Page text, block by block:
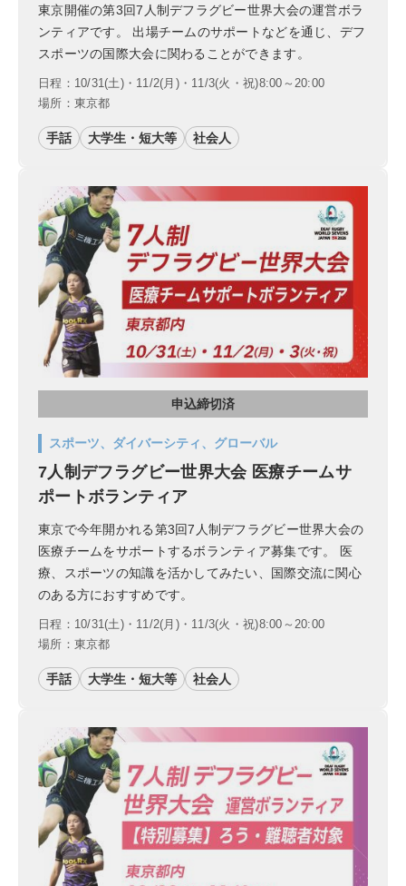
東京開催の第3回7人制デフラグビー世界大会の運営ボラ
ンティアです。 出場チームのサポートなどを通じ、デフ
スポーツの国際大会に関わることができます。
日程：10/31(土)・11/2(月)・11/3(火・祝)8:00～20:00
場所：東京都
手話 大学生・短大等 社会人
申込締切済
スポーツ、ダイバーシティ、グローバル
7人制デフラグビー世界大会 医療チームサ
ポートボランティア
東京で今年開かれる第3回7人制デフラグビー世界大会の
医療チームをサポートするボランティア募集です。 医
療、スポーツの知識を活かしてみたい、国際交流に関心
のある方におすすめです。
日程：10/31(土)・11/2(月)・11/3(火・祝)8:00～20:00
場所：東京都
手話 大学生・短大等 社会人